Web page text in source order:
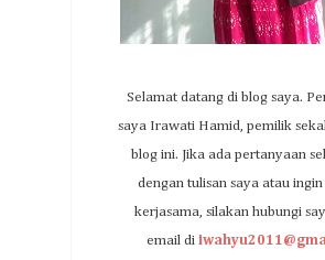
Selamat datang di blog saya.
saya Irawati Hamid, pemilik
blog ini. Jika ada pertanyaan
dengan tulisan saya atau
kerjasama, silakan hubungi
email di